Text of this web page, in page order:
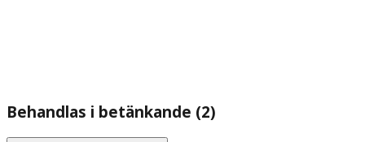
Behandlas i betänkande (2)